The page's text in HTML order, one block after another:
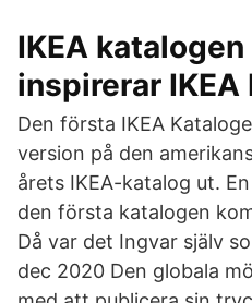
IKEA
inspirerar IKEA
Den första IKEA
version på den
årets IKEA-katalog ut.
den första katalogen
Då var det Ingvar själv
dec 2020 Den globala